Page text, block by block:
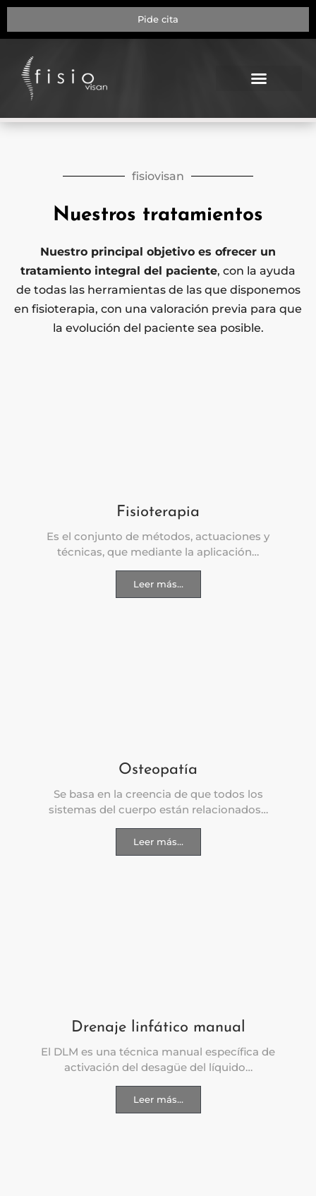
Pide cita
fisiovisan
Nuestros tratamientos
Nuestro principal objetivo es ofrecer un
tratamiento integral del paciente, con la ayuda
de todas las herramientas de las que disponemos
en fisioterapia, con una valoración previa para que
la evolución del paciente sea posible.
Fisioterapia
Es el conjunto de métodos, actuaciones y
técnicas, que mediante la aplicación…
Leer más...
Osteopatía
Se basa en la creencia de que todos los
sistemas del cuerpo están relacionados…
Leer más...
Drenaje linfático manual
El DLM es una técnica manual específica de
activación del desagüe del líquido…
Leer más...